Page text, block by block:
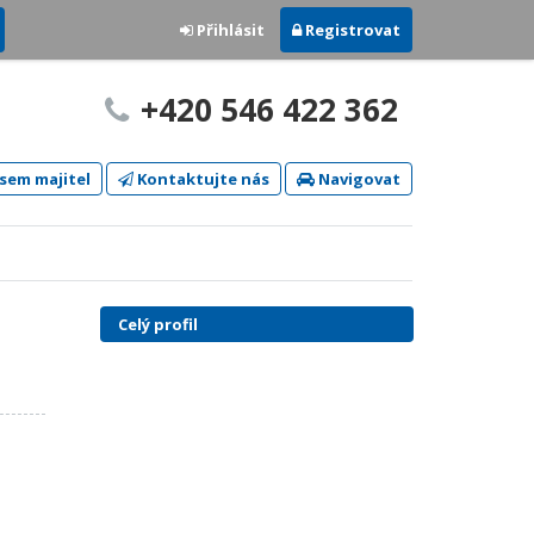
Přihlásit Registrovat
+420 546 422 362
majitel Kontaktujte nás Navigovat
Celý profil